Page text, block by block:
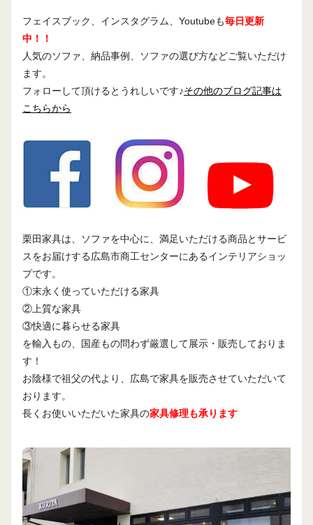
フェイスブック、インスタグラム、Youtubeも毎日更新
中！！
人気のソファ、納品事例、ソファの選び方などご覧いただけ
ます。
フォローして頂けるとうれしいです♪その他のブログ記事は
こちらから
栗田家具は、ソファを中心に、満足いただける商品とサービ
スをお届けする広島市商工センターにあるインテリアショッ
プです。
①末永く使っていただける家具
②上質な家具
③快適に暮らせる家具
を輸入もの、国産もの問わず厳選して展示・販売しておりま
す！
お陰様で祖父の代より、広島で家具を販売させていただいて
おります。
長くお使いいただいた家具の家具修理も承ります